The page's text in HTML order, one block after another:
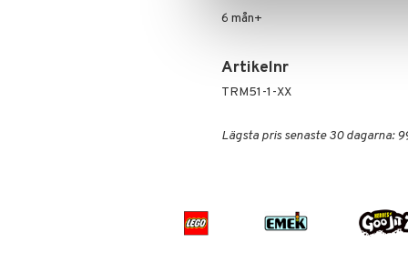
6 mån+
Artikelnr
TRM51-1-XX
Lägsta pris senaste 30 dagarna: